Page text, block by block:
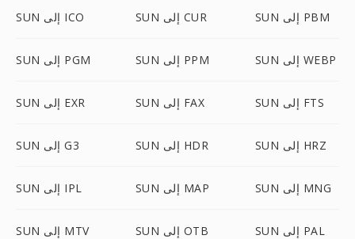
SUN إلى ICO SUN إلى CUR SUN إلى PBM
SUN إلى PGM SUN إلى PPM SUN إلى WEBP
SUN إلى EXR SUN إلى FAX SUN إلى FTS
SUN إلى G3 SUN إلى HDR SUN إلى HRZ
SUN إلى IPL SUN إلى MAP SUN إلى MNG
SUN إلى MTV SUN إلى OTB SUN إلى PAL